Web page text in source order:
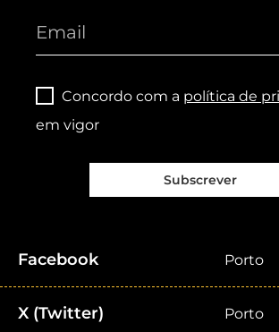
Concordo com a política de
em vigor
Subscrever
Facebook Porto
X (Twitter) Porto